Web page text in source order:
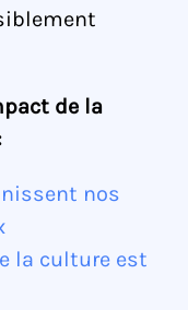
de la
nos
la culture est